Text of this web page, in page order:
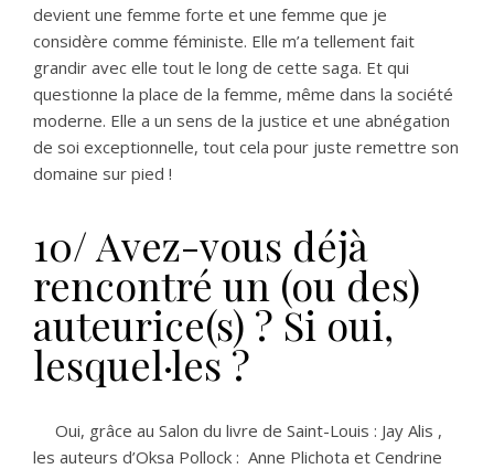
devient une femme forte et une femme que je
considère comme féministe. Elle m’a tellement fait
grandir avec elle tout le long de cette saga. Et qui
questionne la place de la femme, même dans la société
moderne. Elle a un sens de la justice et une abnégation
de soi exceptionnelle, tout cela pour juste remettre son
domaine sur pied !
10/ Avez-vous déjà
rencontré un (ou des)
auteurice(s) ? Si oui,
lesquel·les ?
Oui, grâce au Salon du livre de Saint-Louis : Jay Alis ,
les auteurs d’Oksa Pollock : Anne Plichota et Cendrine